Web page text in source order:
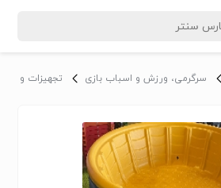
سرگرمی، ورزش و اسباب بازی تجهیزات و